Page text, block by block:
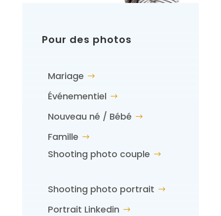
Pour des photos
Mariage
Événementiel
Nouveau né / Bébé
Famille
Shooting photo couple
Shooting photo portrait
Portrait Linkedin